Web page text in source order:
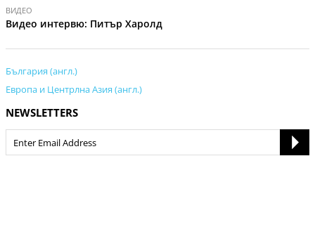
i
e
o
ВИДЕО
Видео интервю: Питър Харолд
България (англ.)
Европа и Центрлна Азия (англ.)
NEWSLETTERS